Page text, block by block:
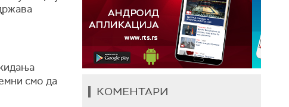
смо да
КОМЕНТАРИ